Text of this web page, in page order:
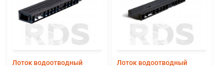
Лоток водоотводный
Лоток водоотводный